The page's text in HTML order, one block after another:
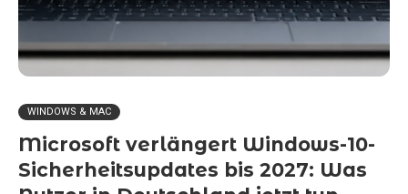
WINDOWS & MAC
Microsoft verlängert Windows-10-
Sicherheitsupdates bis 2027: Was